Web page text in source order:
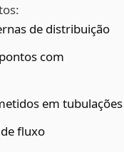
de distribuição
com
em tubulações
fluxo